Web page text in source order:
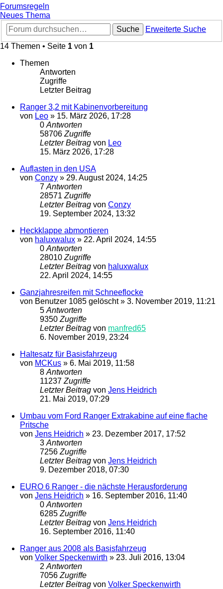
Forumsregeln
Neues Thema
Suche
Erweiterte Suche
14 Themen • Seite 1 von 1
Themen
Antworten
Zugriffe
Letzter Beitrag
Ranger 3,2 mit Kabinenvorbereitung
von Leo » 15. März 2026, 17:28
0 Antworten
58706 Zugriffe
Letzter Beitrag von Leo
15. März 2026, 17:28
Auflasten in den USA
von Conzy » 29. August 2024, 14:25
7 Antworten
28571 Zugriffe
Letzter Beitrag von Conzy
19. September 2024, 13:32
Heckklappe abmontieren
von haluxwalux » 22. April 2024, 14:55
0 Antworten
28010 Zugriffe
Letzter Beitrag von haluxwalux
22. April 2024, 14:55
Ganzjahresreifen mit Schneeflocke
von Benutzer 1085 gelöscht» 3. November 2019, 11:21
5 Antworten
9350 Zugriffe
Letzter Beitrag von manfred65
6. November 2019, 23:24
Haltesatz für Basisfahrzeug
von MCKus » 6. Mai 2019, 11:58
8 Antworten
11237 Zugriffe
Letzter Beitrag von Jens Heidrich
21. Mai 2019, 07:29
Umbau vom Ford Ranger Extrakabine auf eine flache
Pritsche
von Jens Heidrich » 23. Dezember 2017, 17:52
3 Antworten
7256 Zugriffe
Letzter Beitrag von Jens Heidrich
9. Dezember 2018, 07:30
EURO 6 Ranger - die nächste Herausforderung
von Jens Heidrich » 16. September 2016, 11:40
0 Antworten
6285 Zugriffe
Letzter Beitrag von Jens Heidrich
16. September 2016, 11:40
Ranger aus 2008 als Basisfahrzeug
von Volker Speckenwirth » 23. Juli 2016, 13:04
2 Antworten
7056 Zugriffe
Letzter Beitrag von Volker Speckenwirth